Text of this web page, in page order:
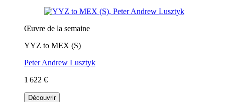
Œuvre de la semaine
YYZ to MEX (S)
Peter Andrew Lusztyk
1 622 €
Découvrir